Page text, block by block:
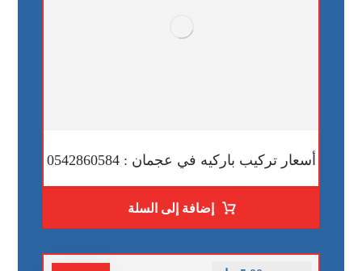
أسعار تركيب باركيه في عجمان : 0542860584
إضافة إلى السلة